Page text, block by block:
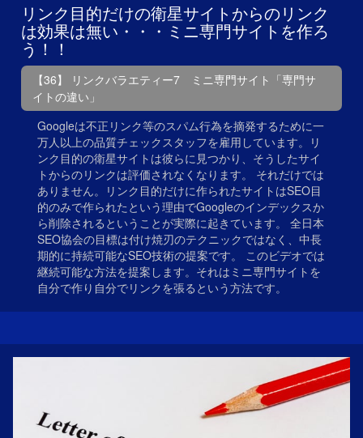
リンク目的だけの衛星サイトからのリンク
は効果は無い・・・ミニ専門サイトを作ろ
う！！
【36】 リンクバラエティー7 ミニ専門サイト「専門サ
イトの違い」
Googleは不正リンク等のスパム行為を摘発するために一
万人以上の品質チェックスタッフを雇用しています。リ
ンク目的の衛星サイトは彼らに見つかり、そうしたサイ
トからのリンクは評価されなくなります。 それだけでは
ありません。リンク目的だけに作られたサイトはSEO目
的のみで作られたという理由でGoogleのインデックスか
ら削除されるということが実際に起きています。 全日本
SEO協会の目標は付け焼刃のテクニックではなく、中長
期的に持続可能なSEO技術の提案です。 このビデオでは
継続可能な方法を提案します。それはミニ専門サイトを
自分で作り自分でリンクを張るという方法です。